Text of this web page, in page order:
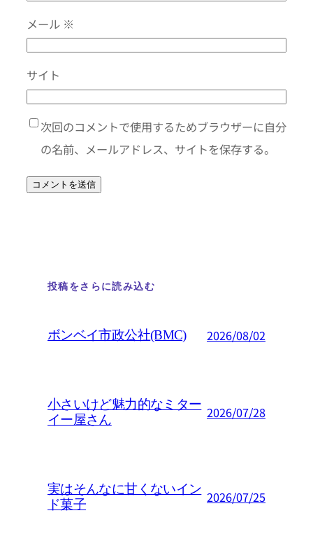
メール ※
サイト
次回のコメントで使用するためブラウザーに自分
の名前、メールアドレス、サイトを保存する。
投稿をさらに読み込む
ボンベイ市政公社(BMC) 2026/08/02
小さいけど魅力的なミター
イー屋さん
2026/07/28
実はそんなに甘くないイン
ド菓子
2026/07/25